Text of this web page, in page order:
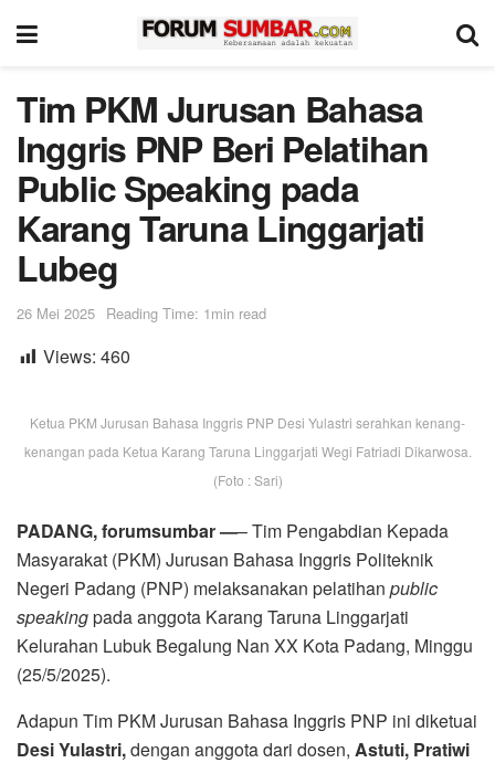
Tim PKM Jurusan Bahasa
Inggris PNP Beri Pelatihan
Public Speaking pada
Karang Taruna Linggarjati
Lubeg
26 Mei 2025 Reading Time: 1min read
Views: 460
Ketua PKM Jurusan Bahasa Inggris PNP Desi Yulastri serahkan kenang-
kenangan pada Ketua Karang Taruna Linggarjati Wegi Fatriadi Dikarwosa.
(Foto : Sari)
PADANG, forumsumbar —– Tim Pengabdian Kepada
Masyarakat (PKM) Jurusan Bahasa Inggris Politeknik
Negeri Padang (PNP) melaksanakan pelatihan public
speakingpada anggota Karang Taruna Linggarjati
Kelurahan Lubuk Begalung Nan XX Kota Padang, Minggu
(25/5/2025).
Adapun Tim PKM Jurusan Bahasa Inggris PNP ini diketuai
Desi Yulastri,dengan anggota dari dosen, Astuti, Pratiwi